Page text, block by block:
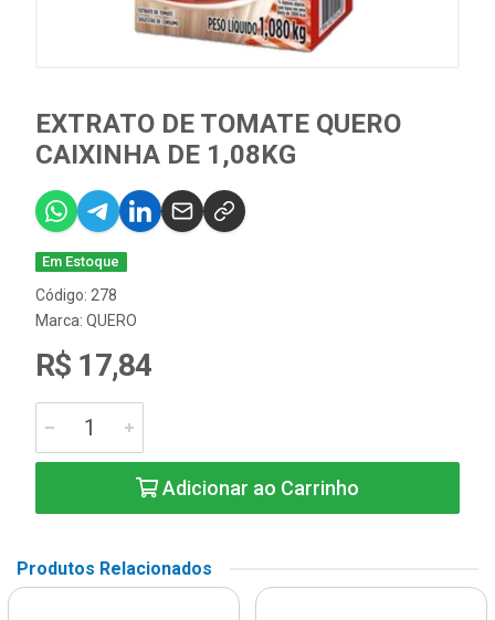
EXTRATO DE TOMATE QUERO
CAIXINHA DE 1,08KG
Em Estoque
Código: 278
Marca: QUERO
R$ 17,84
Adicionar ao Carrinho
Produtos Relacionados